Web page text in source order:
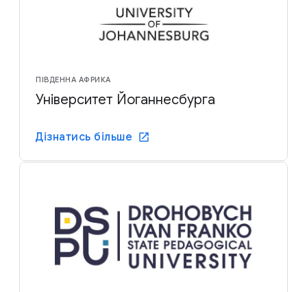
ПІВДЕННА АФРИКА
Університет Йоганнесбурга
Дізнатись більше